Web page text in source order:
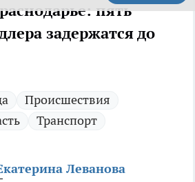
пять
задержатся до
Происшествия
Транспорт
Леванова